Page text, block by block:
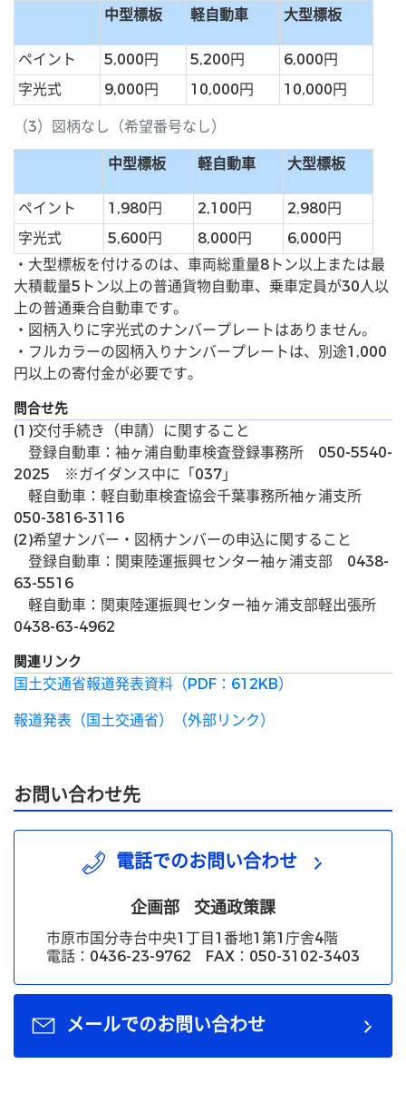
中型標板 軽自動車 大型標板
ペイント 5,000円 5,200円
6,000円
字光式
9,000円 10,000円
10,000円
（3）図柄なし（希望番号なし）
中型標板
軽自動車 大型標板
ペイント 1,980円 2,100円
2,980円
字光式
5,600円 8,000円
6,000円
・大型標板を付けるのは、車両総重量8トン以上または最
大積載量5トン以上の普通貨物自動車、乗車定員が30人以
上の普通乗合自動車です。
・図柄入りに字光式のナンバープレートはありません。
・フルカラーの図柄入りナンバープレートは、別途1,000
円以上の寄付金が必要です。
問合せ先
(1)交付手続き（申請）に関すること
登録自動車：袖ヶ浦自動車検査登録事務所 050-5540-
2025 ※ガイダンス中に「037」
軽自動車：軽自動車検査協会千葉事務所袖ヶ浦支所
050-3816-3116
(2)希望ナンバー・図柄ナンバーの申込に関すること
登録自動車：関東陸運振興センター袖ヶ浦支部 0438-
63-5516
軽自動車：関東陸運振興センター袖ヶ浦支部軽出張所
0438-63-4962
関連リンク
国土交通省報道発表資料（PDF：612KB）
報道発表（国土交通省）（外部リンク）
お問い合わせ先
電話でのお問い合わせ
企画部 交通政策課
市原市国分寺台中央1丁目1番地1第1庁舎4階
電話：0436-23-9762 FAX：050-3102-3403
メールでのお問い合わせ